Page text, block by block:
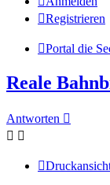
Registrieren
Portal die
Reale
Antworten